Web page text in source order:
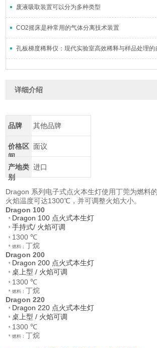
废液吸取装置可以分为多种类型
CO2摇床是种常用的气体分离技术装置
孔板梯度稀释仪：现代实验室高效稀释与样品处理的
详细介绍
品牌 其他品牌
价格区
间
面议
产地类
别
进口
Dragon 系列电子式点火本生灯使用丁莞为燃料
火焰温度可达1300℃，并可调整火焰大小。
Dragon 100
* Dragon 100 点火式本生灯
*手持式/ 火焰可调
* 1300 ℃
* 燃料： 丁烷​
Dragon 200
* Dragon 200 点火式本生灯
*桌上型 / 火焰可调
* 1300 ℃
* 燃料： 丁烷
Dragon 220
* Dragon 220 点火式本生灯
*桌上型 / 火焰可调
* 1300 ℃
* 燃料： 丁烷